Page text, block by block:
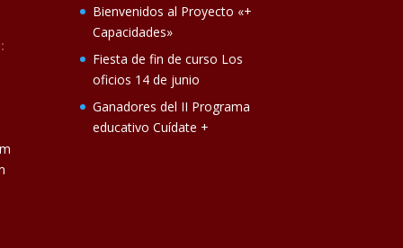
Bienvenidos al Proyecto «+
Capacidades»
Fiesta de fin de curso Los
oficios 14 de junio
Ganadores del II Programa
educativo Cuídate +